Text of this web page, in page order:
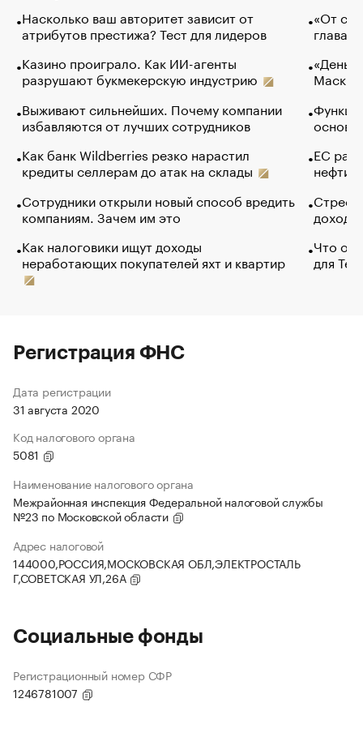
Насколько ваш авторитет зависит от
атрибутов престижа? Тест для лидеров
Казино проиграло. Как ИИ-агенты
разрушают букмекерскую индустрию
Выживают сильнейших. Почему компании
избавляются от лучших сотрудников
Как банк Wildberries резко нарастил
кредиты селлерам до атак на склады
Сотрудники открыли новый способ вредить
компаниям. Зачем им это
Как налоговики ищут доходы
неработающих покупателей яхт и квартир
«От
глава
Маск в
основ
ЕС
нефти
Что
для
Регистрация ФНС
Дата регистрации
31 августа 2020
Код налогового органа
5081
Наименование налогового органа
Межрайонная инспекция Федеральной налоговой службы
№23 по Московской области
Адрес налоговой
144000,РОССИЯ,МОСКОВСКАЯ ОБЛ,ЭЛЕКТРОСТАЛЬ
Г,СОВЕТСКАЯ УЛ,26А
Социальные фонды
Регистрационный номер СФР
1246781007